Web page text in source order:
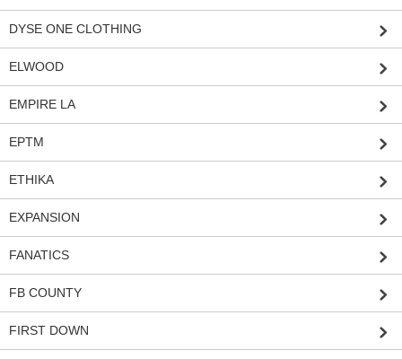
DYSE ONE CLOTHING
ELWOOD
EMPIRE LA
EPTM
ETHIKA
EXPANSION
FANATICS
FB COUNTY
FIRST DOWN